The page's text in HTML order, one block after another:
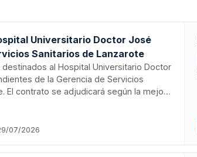
Universitario Doctor José
Sanitarios de Lanzarote
al Hospital Universitario Doctor
de la Gerencia de Servicios
El contrato se adjudicará según la mejor
terapéuticas de los colchones.
de los bienes en los lugares
07/2026